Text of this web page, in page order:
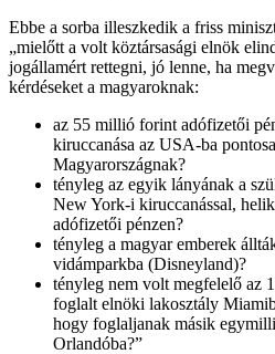
Ebbe a sorba illeszkedik a friss
„mielőtt a volt köztársasági elnök
jogállamért rettegni, jó lenne, ha
kérdéseket a magyaroknak:
az 55 millió forint adófizetői
kiruccanása az USA-ba
Magyarországnak?
tényleg az egyik lányának a
New York-i kiruccanással,
adófizetői pénzen?
tényleg a magyar emberek
vidámparkba (Disneyland)?
tényleg nem volt megfelelő az
foglalt elnöki lakosztály
hogy foglaljanak másik
Orlandóba?”